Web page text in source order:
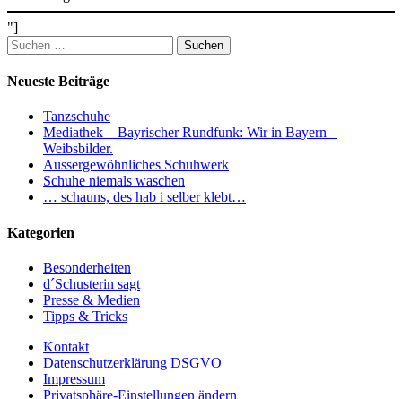
"]
Suchen
nach:
Neueste Beiträge
Tanzschuhe
Mediathek – Bayrischer Rundfunk: Wir in Bayern –
Weibsbilder.
Aussergewöhnliches Schuhwerk
Schuhe niemals waschen
… schauns, des hab i selber klebt…
Kategorien
Besonderheiten
d´Schusterin sagt
Presse & Medien
Tipps & Tricks
Kontakt
Datenschutzerklärung DSGVO
Impressum
Privatsphäre-Einstellungen ändern